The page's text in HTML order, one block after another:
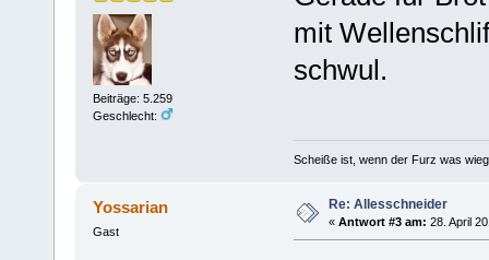
Beiträge: 5.259
Geschlecht:
mit
schwul.
Scheiße ist, wenn der Furz was
Yossarian
Gast
Re: Allesschneider
« Antwort #3 am: 28. April